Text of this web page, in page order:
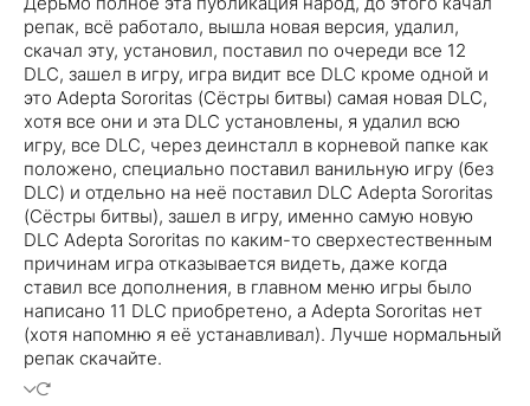
репак, всё работало, вышла новая версия, удалил,
скачал эту, установил, поставил по очереди все 12
DLC, зашел в игру, игра видит все DLC кроме одной и
это Adepta Sororitas (Сёстры битвы) самая новая DLC,
хотя все они и эта DLC установлены, я удалил всю
игру, все DLC, через деинсталл в корневой папке как
положено, специально поставил ванильную игру (без
DLC) и отдельно на неё поставил DLC Adepta Sororitas
(Сёстры битвы), зашел в игру, именно самую новую
DLC Adepta Sororitas по каким-то сверхестественным
причинам игра отказывается видеть, даже когда
ставил все дополнения, в главном меню игры было
написано 11 DLC приобретено, а Adepta Sororitas нет
(хотя напомню я её устанавливал). Лучше нормальный
репак скачайте.